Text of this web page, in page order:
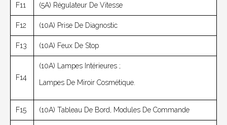
F11 (5A) Régulateur De Vitesse
F12 (10A) Prise De Diagnostic
F13 (10A) Feux De Stop
F14
(10A) Lampes Intérieures ;
Lampes De Miroir Cosmétique.
F15 (10A) Tableau De Bord, Modules De Commande